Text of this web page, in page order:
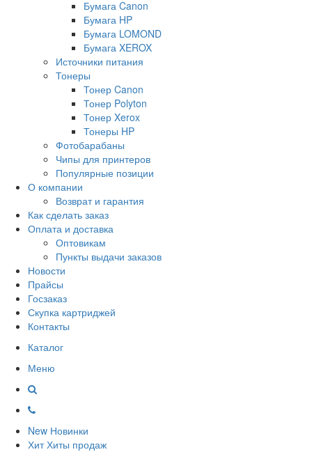
Бумага Canon
Бумага HP
Бумага LOMOND
Бумага XEROX
Источники питания
Тонеры
Тонер Canon
Тонер Polyton
Тонер Xerox
Тонеры HP
Фотобарабаны
Чипы для принтеров
Популярные позиции
О компании
Возврат и гарантия
Как сделать заказ
Оплата и доставка
Оптовикам
Пункты выдачи заказов
Новости
Прайсы
Госзаказ
Скупка картриджей
Контакты
Каталог
Меню
New Новинки
Хит Хиты продаж